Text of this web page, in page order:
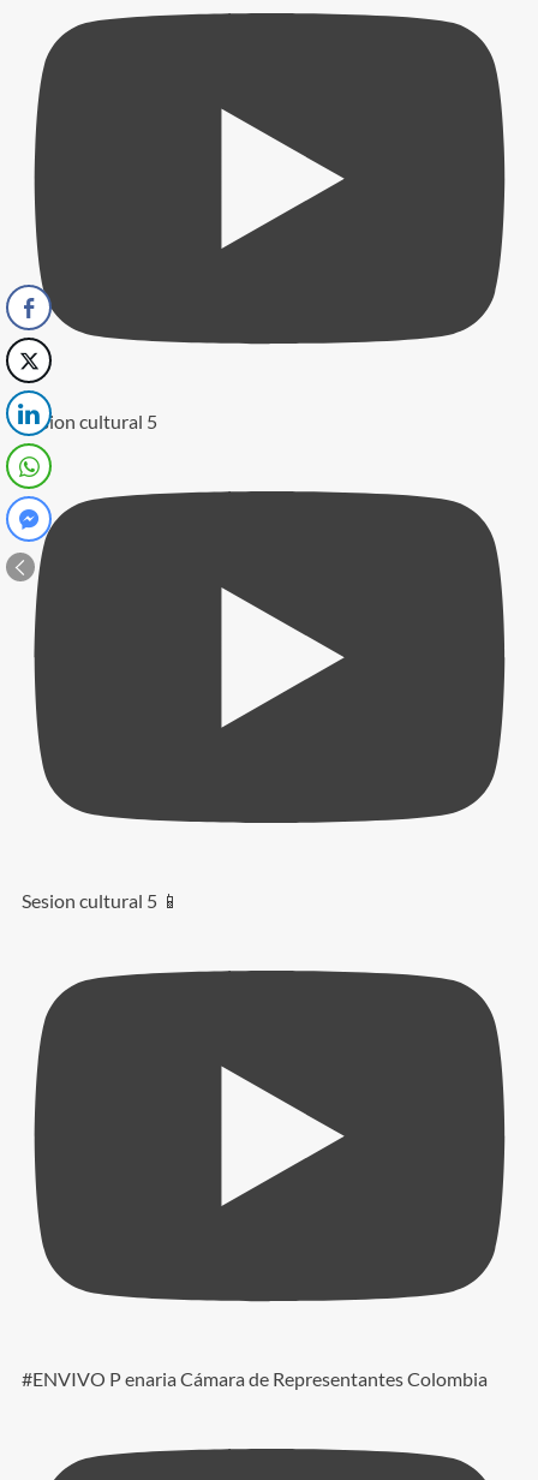
Sesion cultural 5
Sesion cultural 5 📱
#ENVIVO P enaria Cámara de Representantes Colombia